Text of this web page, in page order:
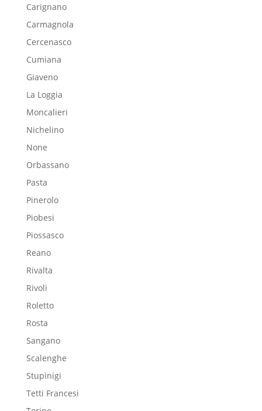
Carignano
Carmagnola
Cercenasco
Cumiana
Giaveno
La Loggia
Moncalieri
Nichelino
None
Orbassano
Pasta
Pinerolo
Piobesi
Piossasco
Reano
Rivalta
Rivoli
Roletto
Rosta
Sangano
Scalenghe
Stupinigi
Tetti Francesi